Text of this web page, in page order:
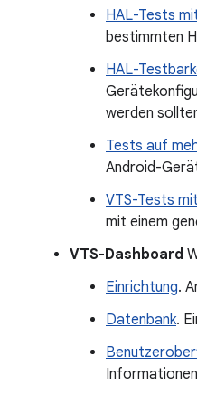
HAL-Tests
bestimmten
HAL-
werden
Tests auf
Android-
VTS-Tests
mit einem
VTS-Dashboard
Einrichtung.
Datenbank.